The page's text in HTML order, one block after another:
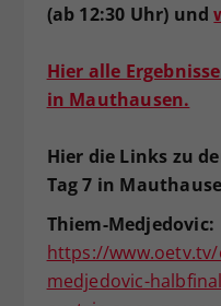
(ab 12:30 Uhr) und
Hier alle
in Mauthausen.
Hier die Links zu
Tag 7 in
Thiem-Medjedovic:
https://
medjedovic-